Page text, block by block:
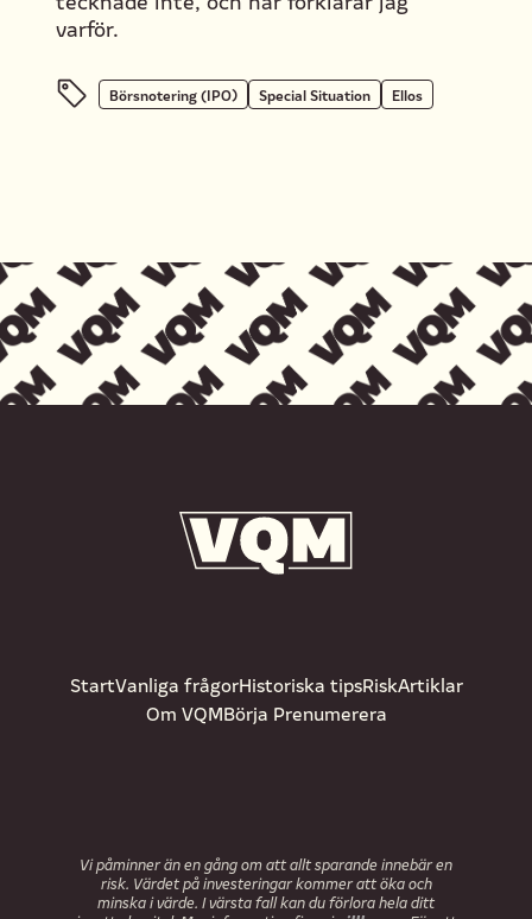
varför.
Börsnotering (IPO) Special Situation Ellos
StartVanliga frågorHistoriska tipsRiskArtiklar
Om VQMBörja Prenumerera
Vi påminner än en gång om att allt sparande innebär en
risk. Värdet på investeringar kommer att öka och
minska i värde. I värsta fall kan du förlora hela ditt